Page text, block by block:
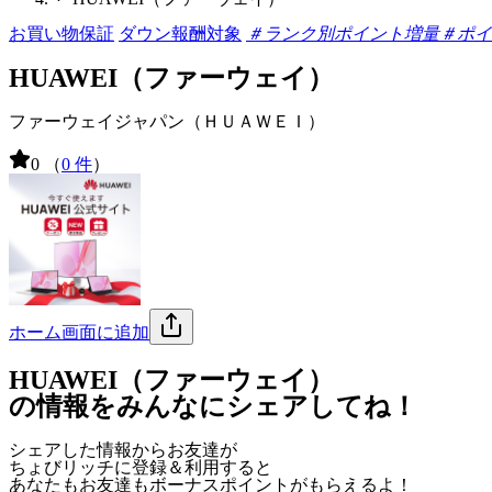
お買い物保証 ダウン報酬対象 ＃ランク別ポイント増量＃ポ
HUAWEI（ファーウェイ）
ファーウェイジャパン（ＨＵＡＷＥＩ）
0 （0 件）
ホーム画面に追加
HUAWEI（ファーウェイ）
の情報をみんなにシェアしてね！
シェアした情報からお友達が
ちょびリッチに登録＆利用すると
あなたもお友達もボーナスポイント がもらえるよ！